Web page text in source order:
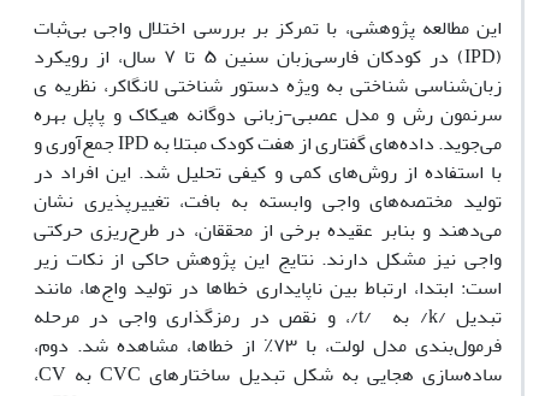
این مطالعه پژوهشی، با تمرکز بر بررسی اختلال واجی بی‌ثبات
(IPD) در کودکان فارسی‌زبان سنین ۵ تا ۷ سال، از رویکرد
زبان‌شناسی شناختی به ویژه دستور شناختی لانگاکر، نظریه ی
سرنمون رش و مدل عصبی-زبانی دوگانه هیکاک و پاپل بهره
می‌جوید. داده‌های گفتاری از هفت کودک مبتلا به IPD جمع‌آوری و
با استفاده از روش‌های کمی و کیفی تحلیل شد. این افراد در
تولید مختصه‌های واجی وابسته به بافت، تغییرپذیری نشان
می‌دهند و بنابر عقیده برخی از محققان، در طرح‌ریزی حرکتی
واجی نیز مشکل دارند. نتایج این پژوهش حاکی از نکات زیر
است: ابتدا، ارتباط بین ناپایداری خطاها در تولید واج‌ها، مانند
تبدیل /k/ به /t/، و نقص در رمزگذاری واجی در مرحله
فرمول‌بندی مدل لولت، با ۷۳٪ از خطاها، مشاهده شد. دوم،
ساده‌سازی هجایی به شکل تبدیل ساختارهای CVC به CV،